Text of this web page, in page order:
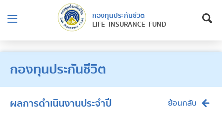
กองทุนประกันชีวิต
LIFE INSURANCE FUND
กองทุนประกันชีวิต
ผลการดำเนินงานประจำปี ย้อนกลับ